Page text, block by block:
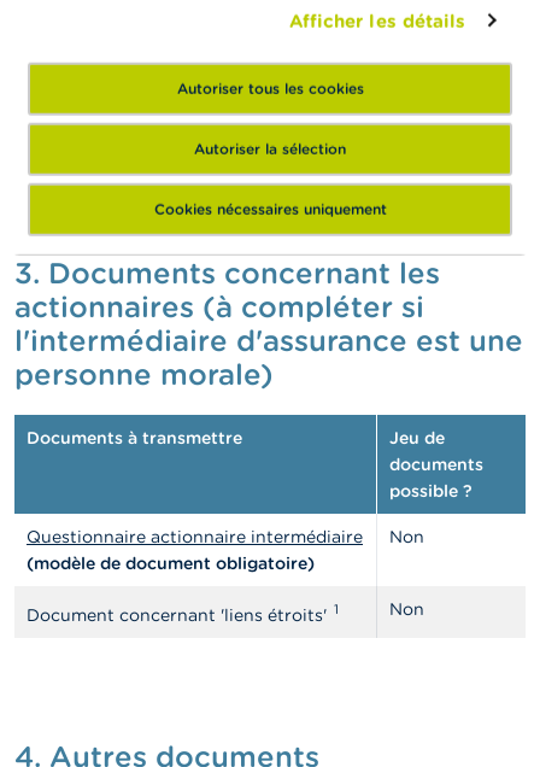
Afficher les détails
Autoriser tous les cookies
Autoriser la sélection
Cookies nécessaires uniquement
possible?
Questionnaire personnes responsables
concernées par la distribution
d'assurances (modèle de document
Non
3. Documents concernant les
actionnaires (à compléter si
l'intermédiaire d'assurance est une
personne morale)
Documents à transmettre
Jeu de
documents
possible ?
Questionnaire actionnaire intermédiaire
(modèle de document obligatoire)
Non
Document concernant 'liens étroits' 1 Non
4. Autres documents